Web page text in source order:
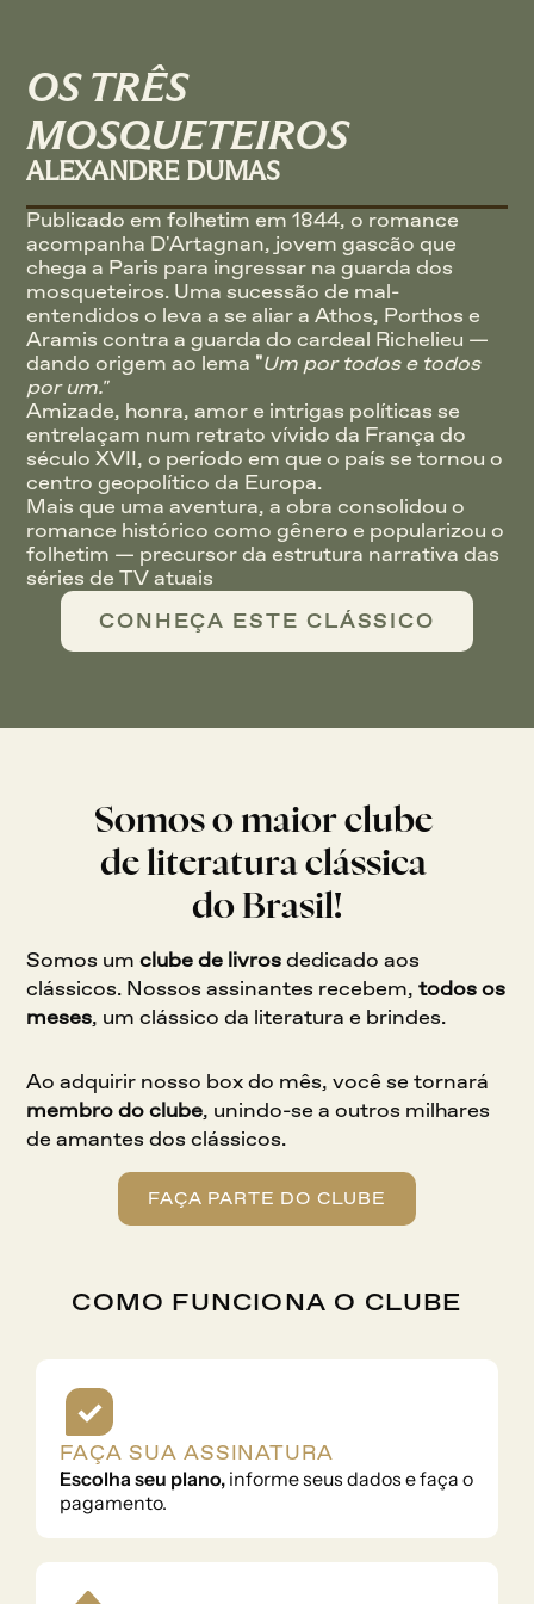
OS TRÊS
MOSQUETEIROS
ALEXANDRE DUMAS
Publicado em folhetim em 1844, o romance
acompanha D'Artagnan, jovem gascão que
chega a Paris para ingressar na guarda dos
mosqueteiros. Uma sucessão de mal-
entendidos o leva a se aliar a Athos, Porthos e
Aramis contra a guarda do cardeal Richelieu —
dando origem ao lema "Um por todos e todos
por um."
Amizade, honra, amor e intrigas políticas se
entrelaçam num retrato vívido da França do
século XVII, o período em que o país se tornou o
centro geopolítico da Europa.
Mais que uma aventura, a obra consolidou o
romance histórico como gênero e popularizou o
folhetim — precursor da estrutura narrativa das
séries de TV atuais
CONHEÇA ESTE CLÁSSICO
Somos o maior clube
de literatura clássica
do Brasil!
Somos um clube de livros dedicado aos
clássicos. Nossos assinantes recebem, todos os
meses, um clássico da literatura e brindes.
membro do clube, unindo-se a outros milhares
de amantes dos clássicos.
FAÇA PARTE DO CLUBE
COMO FUNCIONA O CLUBE
FAÇA SUA ASSINATURA
Escolha seu plano, informe seus dados e faça o
pagamento.